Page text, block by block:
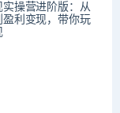
操营进阶版：从
盈利变现，带你玩